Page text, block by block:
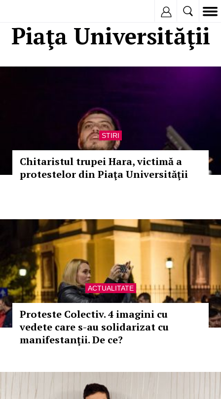
Piaţa Universităţii
STIRI
Chitaristul trupei Hara, victimă a
protestelor din Piaţa Universităţii
ACTUALITATE
Proteste Colectiv. 4 imagini cu
vedete care s-au solidarizat cu
manifestanţii. De ce?